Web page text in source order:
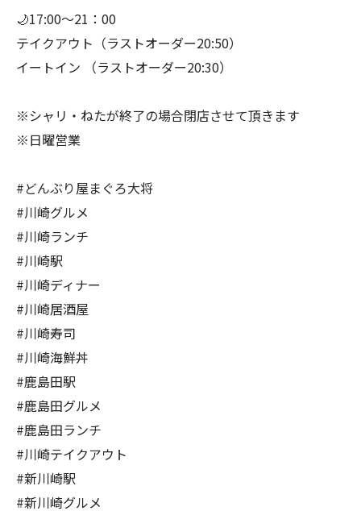
🌙17:00～21：00
テイクアウト（ラストオーダー20:50）
イートイン （ラストオーダー20:30）
※シャリ・ねたが終了の場合閉店させて頂きます
※日曜営業
#どんぶり屋まぐろ大将
#川崎グルメ
#川崎ランチ
#川崎駅
#川崎ディナー
#川崎居酒屋
#川崎寿司
#川崎海鮮丼
#鹿島田駅
#鹿島田グルメ
#鹿島田ランチ
#川崎テイクアウト
#新川崎駅
#新川崎グルメ